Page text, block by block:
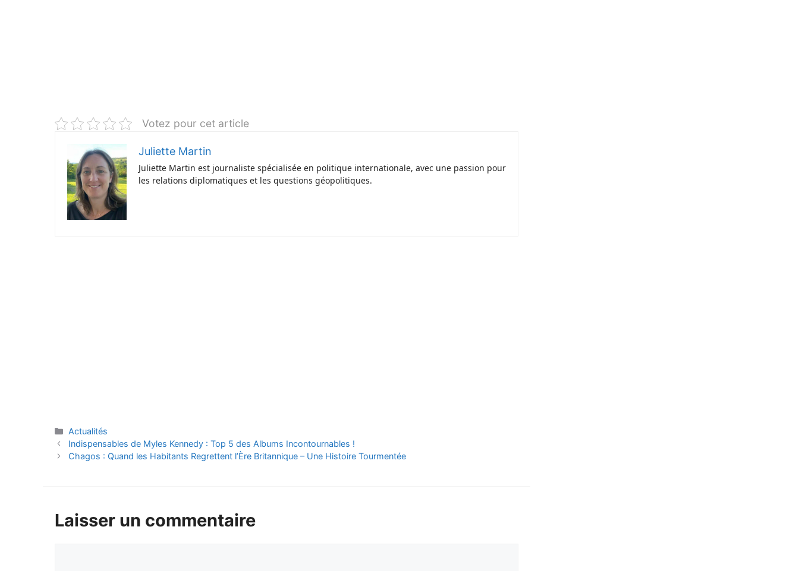
Votez pour cet article
Juliette Martin
Juliette Martin est journaliste spécialisée en politique internationale, avec une passion pour
les relations diplomatiques et les questions géopolitiques.
Catégories
Actualités
Indispensables de Myles Kennedy : Top 5 des Albums Incontournables !
Chagos : Quand les Habitants Regrettent l’Ère Britannique – Une Histoire Tourmentée
Laisser un commentaire